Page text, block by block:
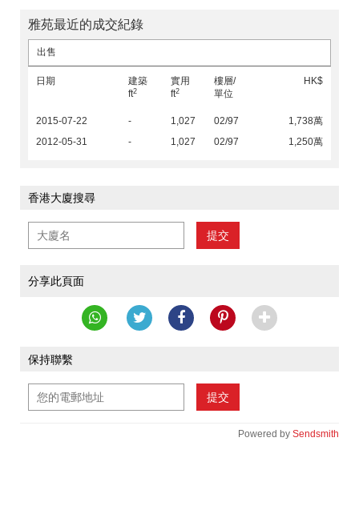
雅苑最近的成交紀錄
出售
日期
建築
ft2
實用
ft2
樓層/
單位
HK$
2015-07-22 - 1,027 02/97
1,738萬
2012-05-31
- 1,027 02/97 1,250萬
香港大廈搜尋
提交
分享此頁面
保持聯繫
提交
Powered by Sendsmith